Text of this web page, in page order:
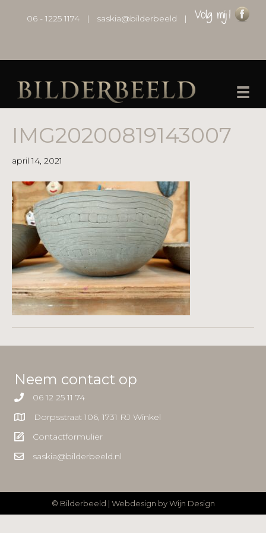
06 - 1225 1174 | saskia@bilderbeeld |
IMG20200819143007
april 14, 2021
Neem contact op
06 12 25 11 74
Dorpsstraat 106, 1731 RJ Winkel
Contactformulier
saskia@bilderbeeld.nl
© Bilderbeeld | Webdesign byWijn Design